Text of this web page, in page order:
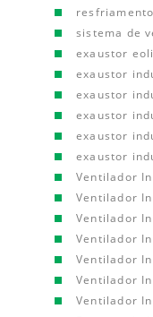
sistema de
exaustor
exaustor
exaustor
exaustor
exaustor
exaustor
Ventilador
Ventilador
Ventilador
Ventilador
Ventilador
Ventilador
Ventilador